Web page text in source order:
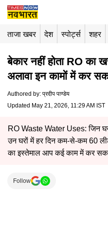
ताजा खबर देश स्पोर्ट्स शहर
बेकार नहीं होता RO का
अलावा इन कामों में कर
Authored by: प्रदीप पाण्डेय
Updated May 21, 2026, 11:29 AM IST
RO Waste Water Uses: जिन
उन घरों में हर दिन कम-से-कम 60
का इस्तेमाल आप कई काम में कर
Follow